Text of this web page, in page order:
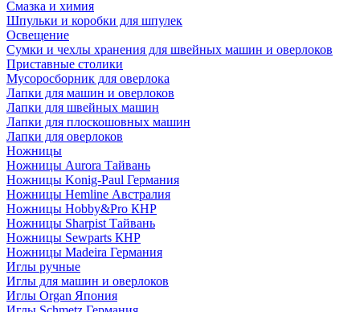
Смазка и химия
Шпульки и коробки для шпулек
Освещение
Сумки и чехлы хранения для швейных машин и оверлоков
Приставные столики
Мусоросборник для оверлока
Лапки для машин и оверлоков
Лапки для швейных машин
Лапки для плоскошовных машин
Лапки для оверлоков
Ножницы
Ножницы Aurora Тайвань
Ножницы Konig-Paul Германия
Ножницы Hemline Австралия
Ножницы Hobby&Pro КНР
Ножницы Sharpist Тайвань
Ножницы Sewparts КНР
Ножницы Madeira Германия
Иглы ручные
Иглы для машин и оверлоков
Иглы Organ Япония